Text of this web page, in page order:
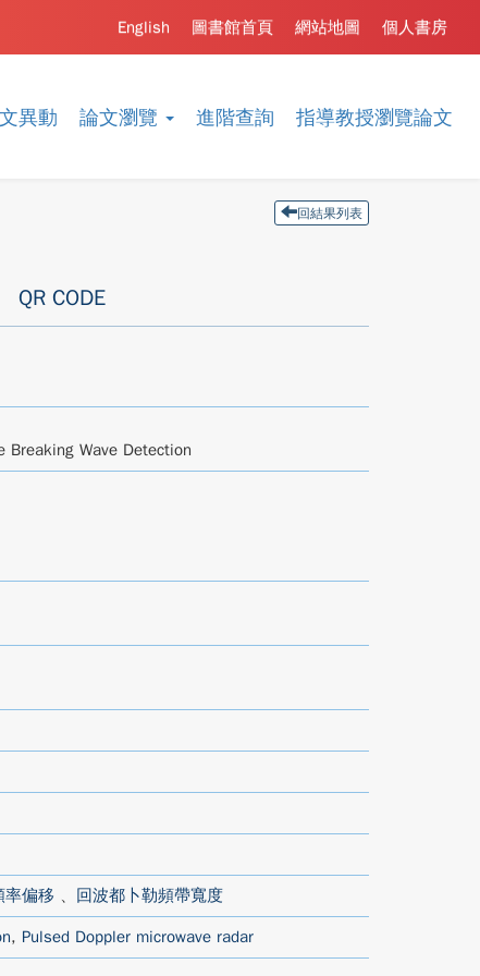
異動 論文瀏覽 進階查詢 指導教授瀏覽論文
個人書房
網站地圖
圖書館首頁
English
回結果列表
QR CODE
Breaking Wave Detection
率偏移 、 回波都卜勒頻帶寬度
, Pulsed Doppler microwave radar